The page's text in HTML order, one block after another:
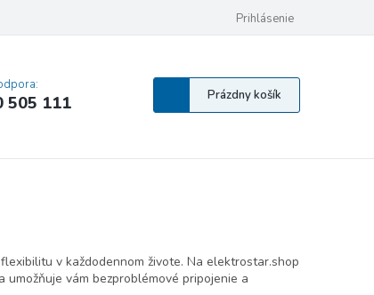
Vyhlásenie o prístupnosti
Prihlásenie
505 111
Nákupný
košík
Prázdny košík
v každodennom živote. Na elektrostar.shop
vám bezproblémové pripojenie a